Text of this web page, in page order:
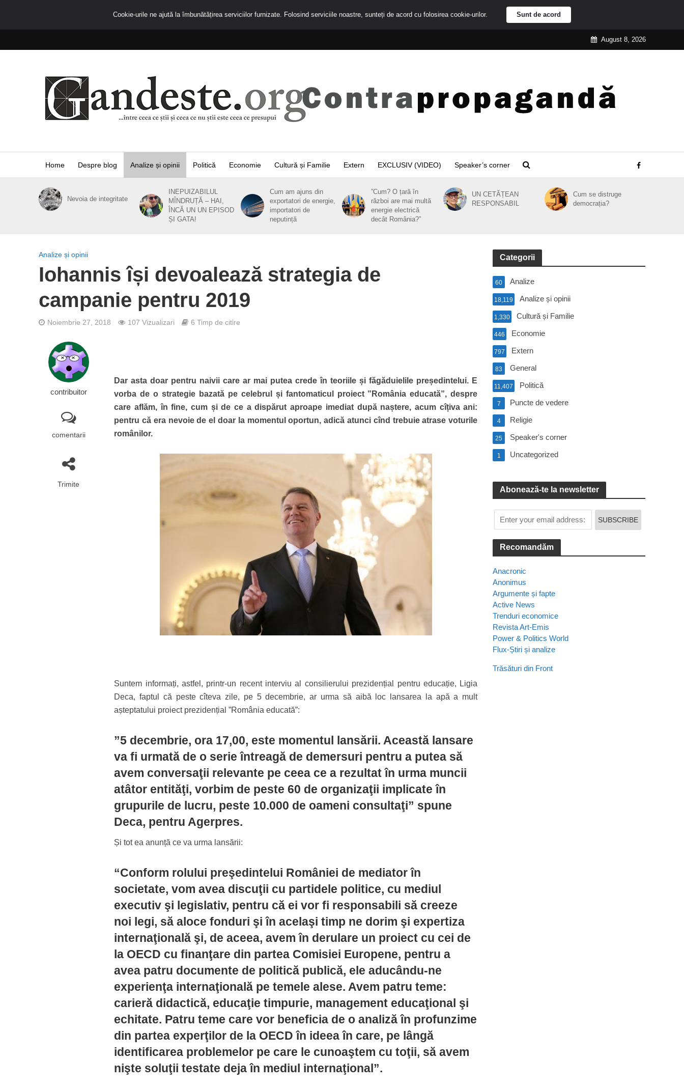
August 8, 2026
Home Despre blog Analize și opinii Politică Economie Cultură și Familie Extern EXCLUSIV (VIDEO) Speaker’s corner
Nevoia de integritate
INEPUIZABILUL
MÎNDRUȚĂ – HAI,
ÎNCĂ UN UN EPISOD
ȘI GATA!
Cum am ajuns din
exportatori de energie,
importatori de
neputință
”Cum? O țară în
război are mai multă
energie electrică
decât România?”
UN CETĂȚEAN
RESPONSABIL
Cum se distruge
democrația?
Analize și opinii
Iohannis își devoalează strategia de
campanie pentru 2019
Noiembrie 27, 2018 107 Vizualizari 6 Timp de citire
contribuitor
comentarii
Trimite
Dar asta doar pentru naivii care ar mai putea crede în teoriile și făgăduielile președintelui. E
vorba de o strategie bazată pe celebrul și fantomaticul proiect ”România educată”, despre
care aflăm, în fine, cum și de ce a dispărut aproape imediat după naștere, acum cîțiva ani:
pentru că era nevoie de el doar la momentul oportun, adică atunci cînd trebuie atrase voturile
românilor.
Suntem informați, astfel, printr-un recent interviu al consilierului prezidențial pentru educație, Ligia
Deca, faptul că peste cîteva zile, pe 5 decembrie, ar urma să aibă loc lansarea la apă a mult
așteptatului proiect prezidențial ”România educată”:
”5 decembrie, ora 17,00, este momentul lansării. Această lansare
va fi urmată de o serie întreagă de demersuri pentru a putea să
avem conversaţii relevante pe ceea ce a rezultat în urma muncii
atâtor entităţi, vorbim de peste 60 de organizaţii implicate în
grupurile de lucru, peste 10.000 de oameni consultaţi” spune
Deca, pentru Agerpres.
Și tot ea anunță ce va urma lansării:
“Conform rolului preşedintelui României de mediator în
societate, vom avea discuţii cu partidele politice, cu mediul
executiv şi legislativ, pentru că ei vor fi responsabili să creeze
noi legi, să aloce fonduri şi în acelaşi timp ne dorim şi expertiza
internaţională şi, de aceea, avem în derulare un proiect cu cei de
la OECD cu finanţare din partea Comisiei Europene, pentru a
avea patru documente de politică publică, ele aducându-ne
experienţa internaţională pe temele alese. Avem patru teme:
carieră didactică, educaţie timpurie, management educaţional şi
echitate. Patru teme care vor beneficia de o analiză în profunzime
din partea experţilor de la OECD în ideea în care, pe lângă
identificarea problemelor pe care le cunoaştem cu toţii, să avem
nişte soluţii testate deja în mediul internaţional”.
Categorii
Analize
60
Analize și opinii
18,119
Cultură și Familie
1,330
Economie
446
Extern
797
General
83
Politică
11,407
Puncte de vedere
7
Religie
4
Speaker's corner
25
Uncategorized
1
Abonează-te la newsletter
Recomandăm
Anacronic
Anonimus
Argumente și fapte
Active News
Trenduri economice
Revista Art-Emis
Power & Politics World
Flux-Știri și analize
Trăsături din Front
Cookie-urile ne ajută la îmbunătățirea serviciilor furnizate. Folosind serviciile noastre, sunteți de acord cu folosirea cookie-urilor. Sunt de acord